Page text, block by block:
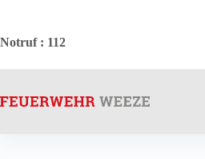
springen
Notruf: 112